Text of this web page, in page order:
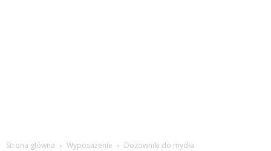
Strona główna Wyposażenie Dozowniki do mydła